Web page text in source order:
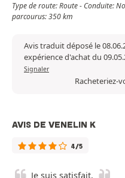
Type de route: Route - Conduite:
parcourus: 350 km
Avis traduit déposé le
expérience d'achat du
Signaler
Racheteriez-
AVIS DE VENELIN K
4/5
Je suis satisfait.